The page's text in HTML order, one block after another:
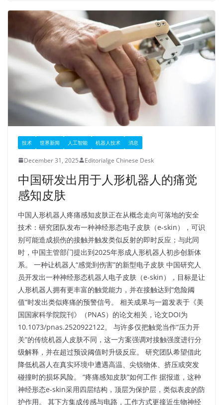
技术 世界新闻 人工智能 机器人技术 消息
December 31, 2025 Editorialge Chinese Desk
中国研发出用于人形机器人的痛觉
感知皮肤
中国人形机器人疼痛感知皮肤正在从概念走向可落地的安全
技术：研究团队发布一种神经形态电子皮肤（e-skin），可识
别可能造成损伤的接触并触发类似反射的即时反应；与此同
时，中国主管部门提出到2025年形成人形机器人初步创新体
系。​ 一种让机器人“感觉到伤害”的新型电子皮肤​ 中国研究人
员开发出一种神经形态机器人电子皮肤（e-skin），目标是让
人形机器人拥有更丰富的触觉能力，并在接触达到“危险阈
值”时发出类似疼痛的预警信号。​ 相关成果与一篇发表于《美
国国家科学院院刊》（PNAS）的论文相关，论文DOI为
10.1073/pnas.2520922122。​ 与许多仅把触觉当作“压力开
关”的传统机器人皮肤不同，这一方案强调对接触强度进行分
级解释，并在超过预设阈值时升级反应。​ 研究团队希望借此
降低机器人在真实环境中遭遇高温、尖锐物体、挤压或突发
碰撞时的损坏风险。​ “疼痛感知皮肤”如何工作​ 据报道，这种
神经形态e-skin采用四层结构，顶层为保护层，类似表皮的防
护作用。​ 其下方集成传感与电路，工作方式更接近生物神经